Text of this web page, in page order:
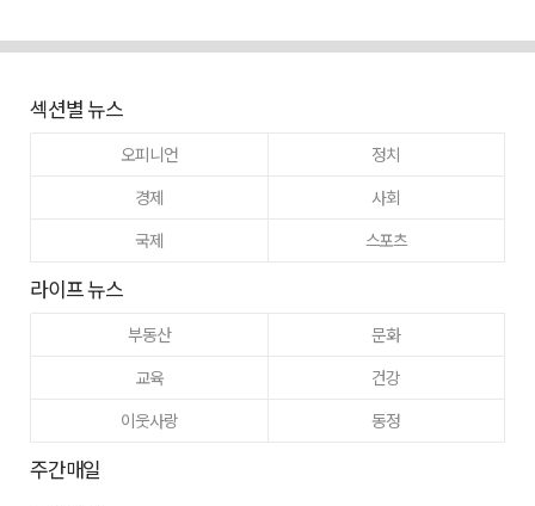
섹션별 뉴스
오피니언
정치
경제
사회
국제
스포츠
라이프 뉴스
부동산
문화
교육
건강
이웃사랑
동정
주간매일